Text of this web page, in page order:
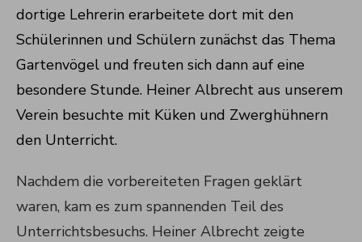
dortige Lehrerin erarbeitete dort mit den
Schülerinnen und Schülern zunächst das Thema
Gartenvögel und freuten sich dann auf eine
besondere Stunde. Heiner Albrecht aus unserem
Verein besuchte mit Küken und Zwerghühnern
den Unterricht.
Nachdem die vorbereiteten Fragen geklärt
waren, kam es zum spannenden Teil des
Unterrichtsbesuchs. Heiner Albrecht zeigte